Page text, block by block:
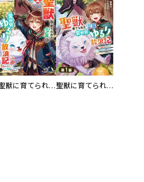
聖獣に育てられた少年の異世界ゆるり放浪記～神様からもらったチート魔法で、仲間たちとスローライフを満喫中～ 聖獣に育てられた少年の異世界ゆるり放浪記～神様からもらったチート魔法で、仲間たちとスローライフを満喫中～【分冊版】